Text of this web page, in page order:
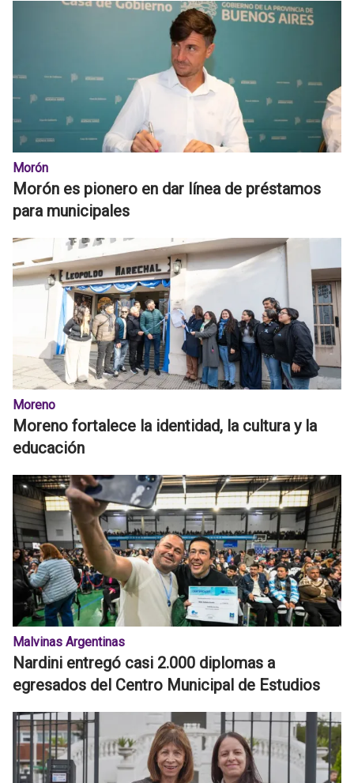
Morón
Morón es pionero en dar línea de préstamos
para municipales
Moreno
Moreno fortalece la identidad, la cultura y la
educación
Malvinas Argentinas
Nardini entregó casi 2.000 diplomas a
egresados del Centro Municipal de Estudios